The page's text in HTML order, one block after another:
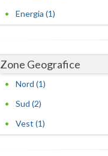
Energia (1)
Zone Geografice
Nord (1)
Sud (2)
Vest (1)